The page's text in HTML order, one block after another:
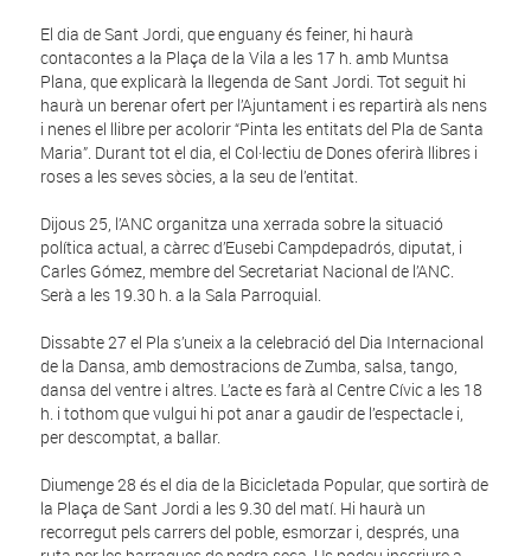
El dia de Sant Jordi, que enguany és feiner, hi haurà
contacontes a la Plaça de la Vila a les 17 h. amb Muntsa
Plana, que explicarà la llegenda de Sant Jordi. Tot seguit hi
haurà un berenar ofert per l’Ajuntament i es repartirà als nens
i nenes el llibre per acolorir “Pinta les entitats del Pla de Santa
Maria”. Durant tot el dia, el Col·lectiu de Dones oferirà llibres i
roses a les seves sòcies, a la seu de l’entitat.
Dijous 25, l’ANC organitza una xerrada sobre la situació
política actual, a càrrec d’Eusebi Campdepadrós, diputat, i
Carles Gómez, membre del Secretariat Nacional de l’ANC.
Serà a les 19.30 h. a la Sala Parroquial.
Dissabte 27 el Pla s’uneix a la celebració del Dia Internacional
de la Dansa, amb demostracions de Zumba, salsa, tango,
dansa del ventre i altres. L’acte es farà al Centre Cívic a les 18
h. i tothom que vulgui hi pot anar a gaudir de l’espectacle i,
per descomptat, a ballar.
Diumenge 28 és el dia de la Bicicletada Popular, que sortirà de
la Plaça de Sant Jordi a les 9.30 del matí. Hi haurà un
recorregut pels carrers del poble, esmorzar i, després, una